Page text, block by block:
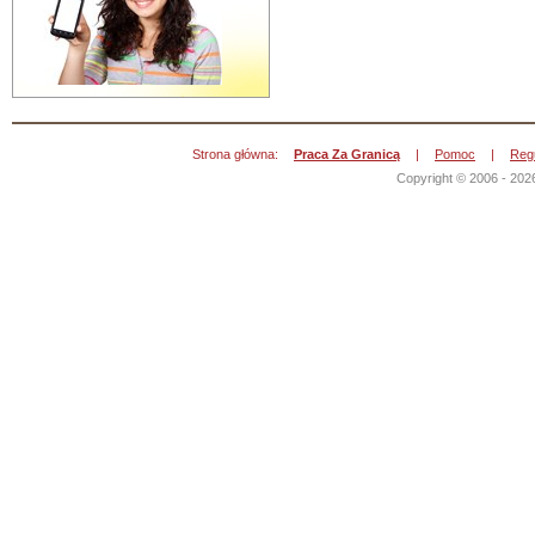
Strona główna: Praca Za Granicą | Pomoc |
Copyright © 2006 -